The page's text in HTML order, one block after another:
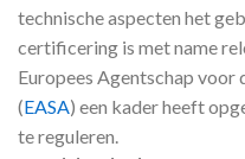
technische aspecten het
certificering is met name
Europees Agentschap voor
(EASA) een kader heeft
te reguleren.